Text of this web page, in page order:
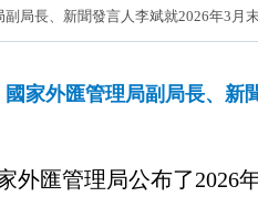
副局長、新聞發言人李斌就2026年3月
國家外匯管理局副局長、新
外匯管理局公布了2026